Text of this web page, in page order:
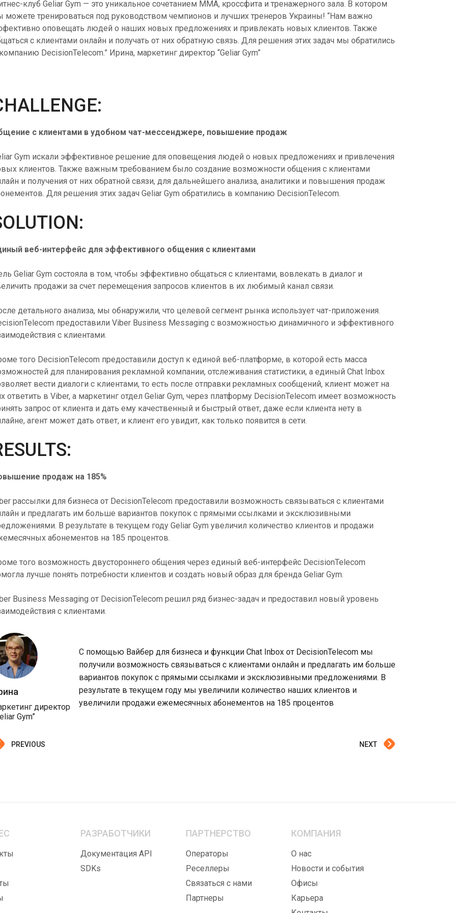
мультиканальность с помощью универсального API.
HLR Lookup
Проверяйте номера для точной маршрутизации
сообщений.
Офисы
клуб Geliar Gym — это уникальное сочетанием MMA, кроссфита и тренажерного зала. В котором
можете тренироваться под руководством чемпионов и лучших тренеров Украины! “Нам важно
оповещать людей о наших новых предложениях и привлекать новых клиентов. Также
с клиентами онлайн и получать от них обратную связь. Для решения этих задач мы обратились
DecisionTelecom.” Ирина, маркетинг директор “Geliar Gym”
с клиентами в удобном чат-мессенджере, повышение продаж
Gym искали эффективное решение для оповещения людей о новых предложениях и привлечения
клиентов. Также важным требованием было создание возможности общения с клиентами
и получения от них обратной связи, для дальнейшего анализа, аналитики и повышения продаж
Для решения этих задач Geliar Gym обратились в компанию DecisionTelecom.
веб-интерфейс для эффективного общения с клиентами
Geliar Gym состояла в том, чтобы эффективно общаться с клиентами, вовлекать в диалог и
продажи за счет перемещения запросов клиентов в их любимый канал связи.
детального анализа, мы обнаружили, что целевой сегмент рынка использует чат-приложения.
предоставили Viber Business Messaging с возможностью динамичного и эффективного
с клиентами.
того DecisionTelecom предоставили доступ к единой веб-платформе, в которой есть масса
для планирования рекламной компании, отслеживания статистики, а единый Chat Inbox
вести диалоги с клиентами, то есть после отправки рекламных сообщений, клиент может на
ответить в Viber, а маркетинг отдел Geliar Gym, через платформу DecisionTelecom имеет возможность
запрос от клиента и дать ему качественный и быстрый ответ, даже если клиента нету в
агент может дать ответ, и клиент его увидит, как только появится в сети.
продаж на 185%
рассылки для бизнеса от DecisionTelecom предоставили возможность связываться с клиентами
и предлагать им больше вариантов покупок с прямыми ссылками и эксклюзивными
В результате в текущем году Geliar Gym увеличил количество клиентов и продажи
абонементов на 185 процентов.
того возможность двустороннего общения через единый веб-интерфейс DecisionTelecom
лучше понять потребности клиентов и создать новый образ для бренда Geliar Gym.
Business Messaging от DecisionTelecom решил ряд бизнес-задач и предоставил новый уровень
с клиентами.
директор
Gym”
С помощью Вайбер для бизнеса и функции Chat Inbox от DecisionTelecom мы
получили возможность связываться с клиентами онлайн и предлагать им больше
вариантов покупок с прямыми ссылками и эксклюзивными предложениями. В
результате в текущем году мы увеличили количество наших клиентов и
увеличили продажи ежемесячных абонементов на 185 процентов
PREVIOUS NEXT
РАЗРАБОТЧИКИ
Документация API
SDKs
ПАРТНЕРСТВО
Операторы
Реселлеры
Связаться с нами
Партнеры
КОМПАНИЯ
О нас
Новости и события
Офисы
Карьера